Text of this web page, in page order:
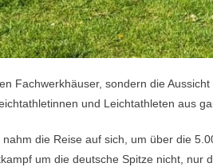
Fachwerkhäuser, sondern die
und Leichtathleten aus
die Reise auf sich, um über die
um die deutsche Spitze nicht,